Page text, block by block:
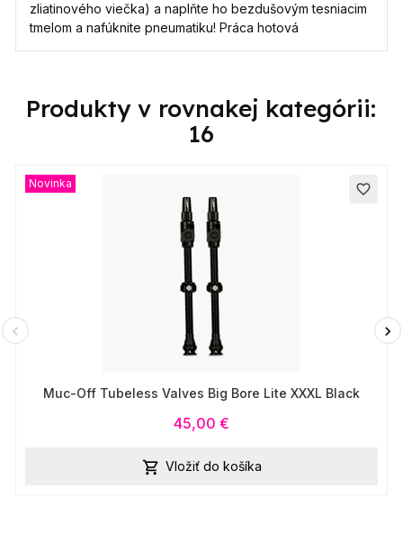
zliatinového viečka) a naplňte ho bezdušovým tesniacim
tmelom a nafúknite pneumatiku! Práca hotová
Produkty v rovnakej kategórii:
16
favorite_border
Novinka
Muc-Off Tubeless Valves Big Bore Lite XXXL Black
45,00 €
 Vložiť do košíka